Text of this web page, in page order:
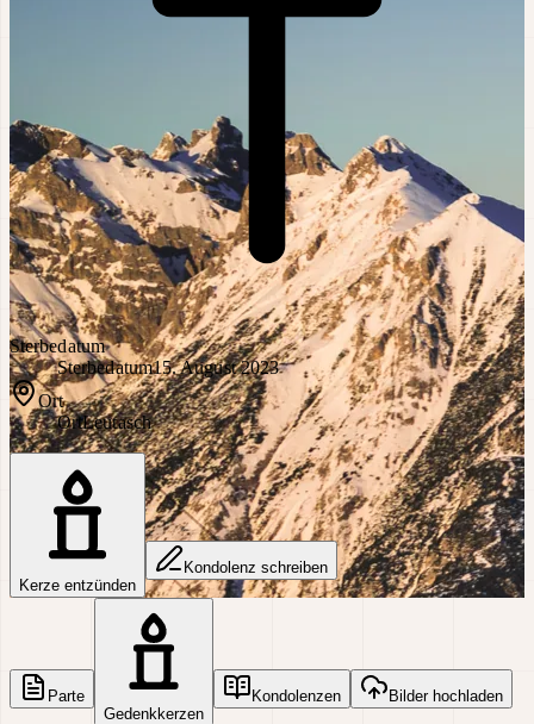
Sterbedatum
Sterbedatum15. August 2023
Ort
OrtLeutasch
Kerze entzünden
Kondolenz schreiben
Parte
Gedenkkerzen
Kondolenzen Bilder hochladen